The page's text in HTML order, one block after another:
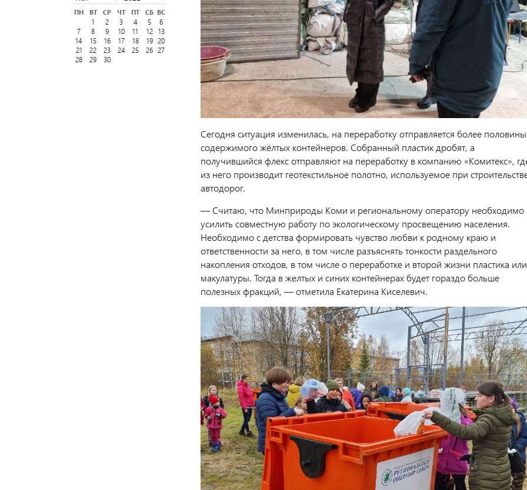
ПН ВТ СР ЧТ ПТ СБ ВС
1
2 3 4 5
6
7
8 9 10 11 12
13
14
15 16 17 18 19 20
21
22 23 24 25 26 27
28
29 30
Сегодня ситуация изменилась, на переработку отправляется более половины
содержимого жёлтых контейнеров. Собранный пластик дробят, а
получившийся флекс отправляют на переработку в компанию «Комитекс»,
из него производит геотекстильное полотно, используемое при
автодорог.
— Считаю, что Минприроды Коми и региональному оператору необходимо
усилить совместную работу по экологическому просвещению населения.
Необходимо с детства формировать чувство любви к родному краю и
ответственности за него, в том числе разъяснять тонкости раздельного
накопления отходов, в том числе о переработке и второй жизни пластика или
макулатуры. Тогда в желтых и синих контейнерах будет гораздо больше
полезных фракций, — отметила Екатерина Киселевич.